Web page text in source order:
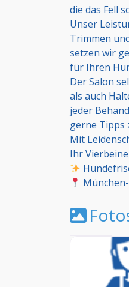
die das Fell
Unser
Trimmen
setzen wir
für Ihren
Der Salon
als auch
jeder
gerne Tipps
Mit
Ihr